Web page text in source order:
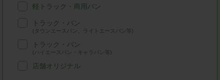
軽トラック・商用バン
トラック・バン
(タウンエースバン、ライトエースバン等)
トラック・バン
(ハイエースバン・キャラバン等)
店舗オリジナル